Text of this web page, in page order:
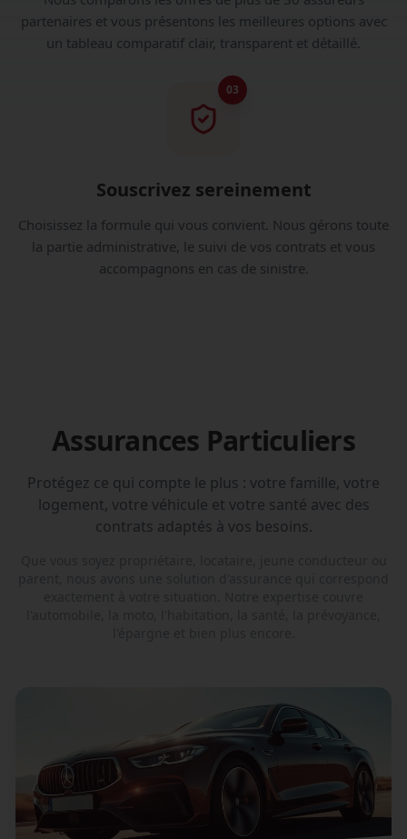
partenaires et vous présentons les meilleures options avec
un tableau comparatif clair, transparent et détaillé.
03
Souscrivez sereinement
Choisissez la formule qui vous convient. Nous gérons toute
la partie administrative, le suivi de vos contrats et vous
accompagnons en cas de sinistre.
Assurances Particuliers
Protégez ce qui compte le plus : votre famille, votre
logement, votre véhicule et votre santé avec des
contrats adaptés à vos besoins.